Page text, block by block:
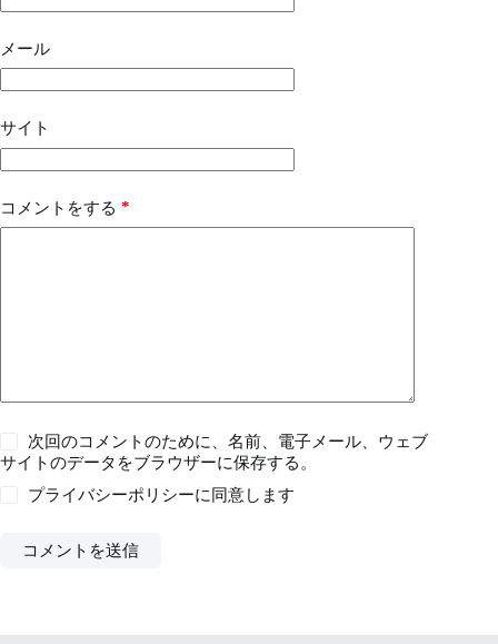
メール
サイト
コメントをする *
次回のコメントのために、名前、電子メール、ウェブ
サイトのデータをブラウザーに保存する。
プライバシーポリシーに同意します
コメントを送信